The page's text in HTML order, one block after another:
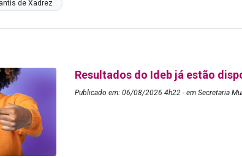
de Xadrez
Resultados do Ideb já estão
Publicado em: 06/08/2026 4h22 - em Secretaria